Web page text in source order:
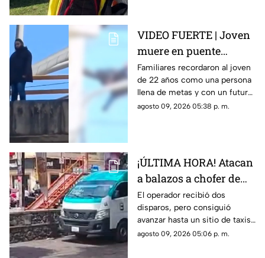
VIDEO FUERTE | Joven
muere en puente
vehicular; pidió a su
mamá que cuidara de
su gatito
Familiares recordaron al joven
de 22 años como una persona
llena de metas y con un futuro
prometedor.
agosto 09, 2026 05:38 p. m.
¡ÚLTIMA HORA! Atacan
a balazos a chofer de
Ruta 13 en Oaxtepec
El operador recibió dos
disparos, pero consiguió
avanzar hasta un sitio de taxis
donde solicitó ayuda.
agosto 09, 2026 05:06 p. m.